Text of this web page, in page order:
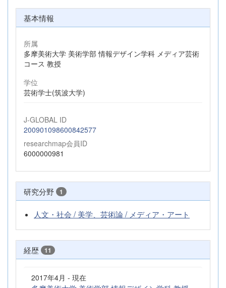
基本情報
所属
多摩美術大学 美術学部 情報デザイン学科 メディア芸術
コース 教授
学位
芸術学士(筑波大学)
J-GLOBAL ID
200901098600842577
researchmap会員ID
6000000981
研究分野 1
人文・社会 / 美学、芸術論 / メディア・アート
経歴 11
2017年4月 - 現在